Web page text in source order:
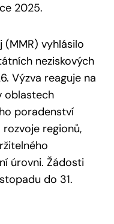
2025.
vyhlásilo
neziskových
Výzva reaguje na
oblastech
poradenství
regionů,
úrovni. Žádosti
do 31.